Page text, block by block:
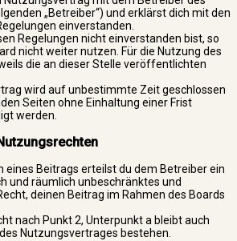
„Betreiber“) und erklärst dich mit den
einverstanden.
Regelungen nicht einverstanden bist, so
nicht weiter nutzen. Für die Nutzung des
die an dieser Stelle veröffentlichten
wird auf unbestimmte Zeit geschlossen
Seiten ohne Einhaltung einer Frist
werden.
eines Beitrags erteilst du dem Betreiber ein
und räumlich unbeschränktes und
deinen Beitrag im Rahmen des Boards
nach Punkt 2, Unterpunkt a bleibt auch
Nutzungsvertrages bestehen.